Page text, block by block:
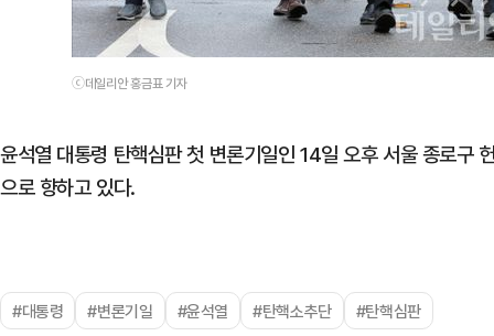
ⓒ데일리안 홍금표 기자
윤석열 대통령 탄핵심판 첫 변론기일인 14일 오후 서울 종로구
으로 향하고 있다.
#대통령 #변론기일 #윤석열 #탄핵소추단 #탄핵심판